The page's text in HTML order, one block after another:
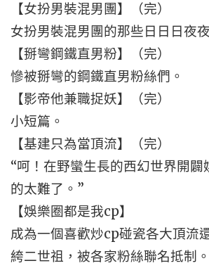
【女扮男裝混男團】（完）
女扮男裝混男團的那些日日日夜
【掰彎鋼鐵直男粉】（完）
慘被掰彎的鋼鐵直男粉絲們。
【影帝他兼職捉妖】（完）
小短篇。
【基建只為當頂流】（完）
“呵！在野蠻生長的西幻世界開闢
的太難了。”
【娛樂圈都是我cp】
成為一個喜歡炒cp碰瓷各大頂流
絝二世祖，被各家粉絲聯名抵制。